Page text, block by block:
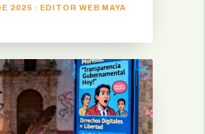
2025 · EDITOR WEB MAYA